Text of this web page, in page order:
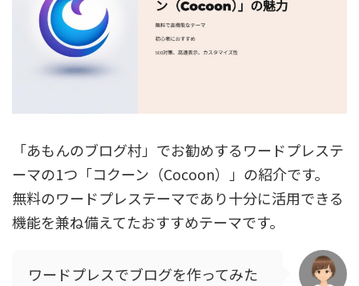
「あもんのブログ村」でお勧めするワードプレステ
ーマの1つ「コクーン（Cocoon）」の紹介です。
無料のワードプレステーマであり十分に活用できる
機能を兼ね備えてたおすすめテーマです。
ワードプレスでブログを作ってみた